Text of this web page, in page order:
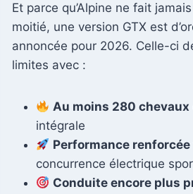
Et parce qu’Alpine ne fait
moitié, une version GTX est
annoncée pour 2026. Celle-ci
limites avec :
Au moins 280 chevaux
intégrale
Performance renforcée
concurrence électrique
Conduite encore plus